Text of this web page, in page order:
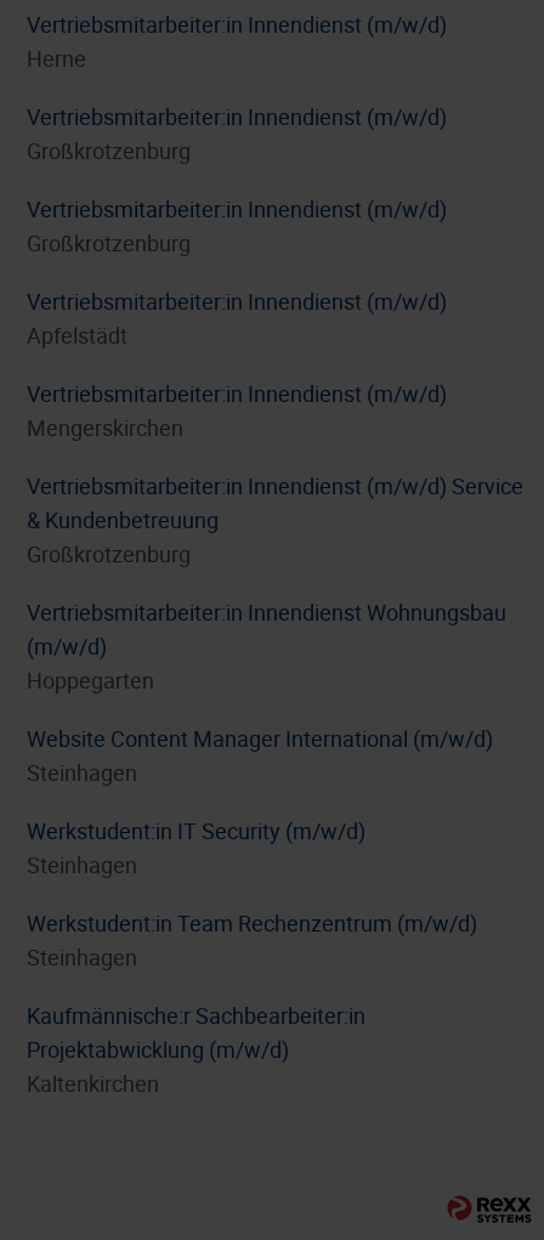
Vertriebsmitarbeiter:in Innendienst (m/w/d)
Herne
Vertriebsmitarbeiter:in Innendienst (m/w/d)
Großkrotzenburg
Vertriebsmitarbeiter:in Innendienst (m/w/d)
Großkrotzenburg
Vertriebsmitarbeiter:in Innendienst (m/w/d)
Apfelstädt
Vertriebsmitarbeiter:in Innendienst (m/w/d)
Mengerskirchen
Vertriebsmitarbeiter:in Innendienst (m/w/d) Service
& Kundenbetreuung
Großkrotzenburg
Vertriebsmitarbeiter:in Innendienst Wohnungsbau
(m/w/d)
Hoppegarten
Website Content Manager International (m/w/d)
Steinhagen
Werkstudent:in IT Security (m/w/d)
Steinhagen
Werkstudent:in Team Rechenzentrum (m/w/d)
Steinhagen
⁠Kaufmännische:r Sachbearbeiter:in
Projektabwicklung (m/w/d)
Kaltenkirchen